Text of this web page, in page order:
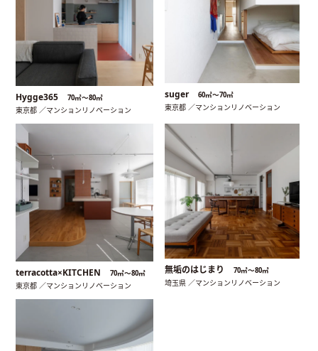
Hygge365 70㎡〜80㎡
東京都 ／マンションリノベーション
suger 60㎡〜70㎡
東京都 ／マンションリノベーション
terracotta×KITCHEN 70㎡〜80㎡
東京都 ／マンションリノベーション
無垢のはじまり 70㎡〜80㎡
埼玉県 ／マンションリノベーション